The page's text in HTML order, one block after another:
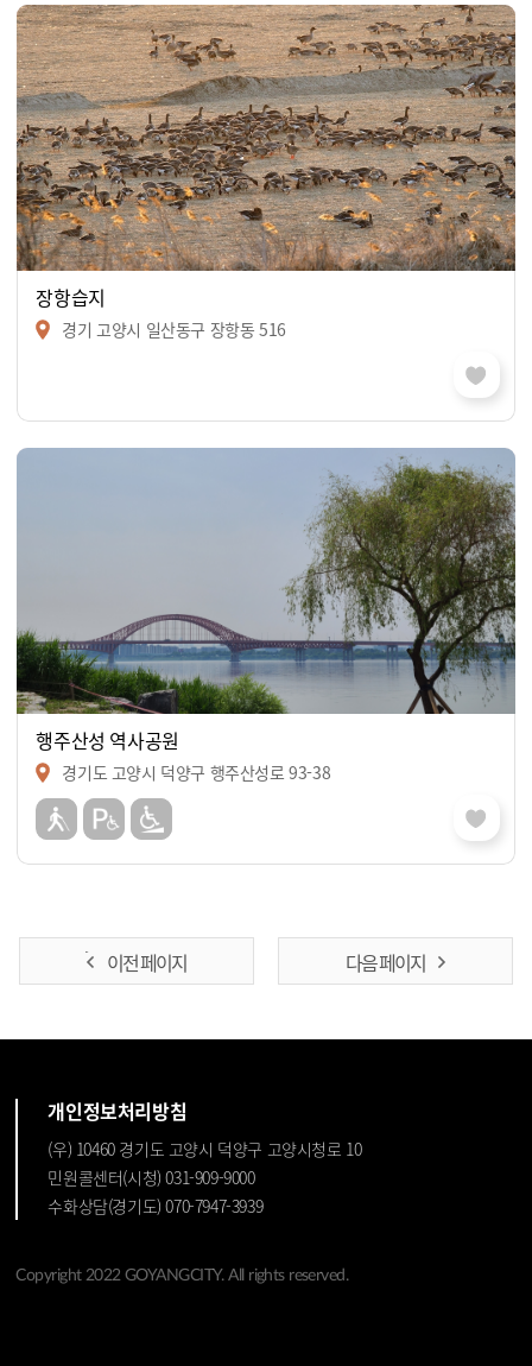
장항습지
경기 고양시 일산동구 장항동 516
행주산성 역사공원
경기도 고양시 덕양구 행주산성로 93-38
이전 페이지 다음 페이지
개인정보처리방침
(우) 10460 경기도 고양시 덕양구 고양시청로 10
민원콜센터(시청) 031-909-9000
수화상담(경기도) 070-7947-3939
Copyright 2022 GOYANGCITY. All rights reserved.